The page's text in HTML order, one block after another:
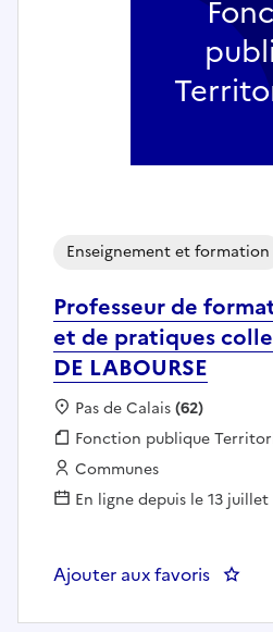
Professeur de
et de pratiques
DE LABOURSE
Enseignement et formation
Localisation :
Pas de Calais(62)
Fonction publique :
Fonction publique
Employeur :
Communes
En ligne depuis le 13 juillet
Ajouter aux favoris :